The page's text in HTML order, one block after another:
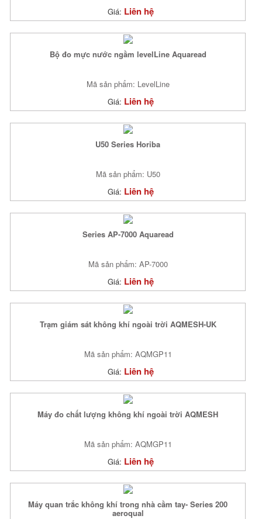
Giá: Liên hệ
Bộ đo mực nước ngầm levelLine Aquaread
Mã sản phẩm: LevelLine
Giá: Liên hệ
U50 Series Horiba
Mã sản phẩm: U50
Giá: Liên hệ
Series AP-7000 Aquaread
Mã sản phẩm: AP-7000
Giá: Liên hệ
Trạm giám sát không khí ngoài trời AQMESH-UK
Mã sản phẩm: AQMGP11
Giá: Liên hệ
Máy đo chất lượng không khí ngoài trời AQMESH
Mã sản phẩm: AQMGP11
Giá: Liên hệ
Máy quan trắc không khí trong nhà cầm tay- Series 200
aeroqual